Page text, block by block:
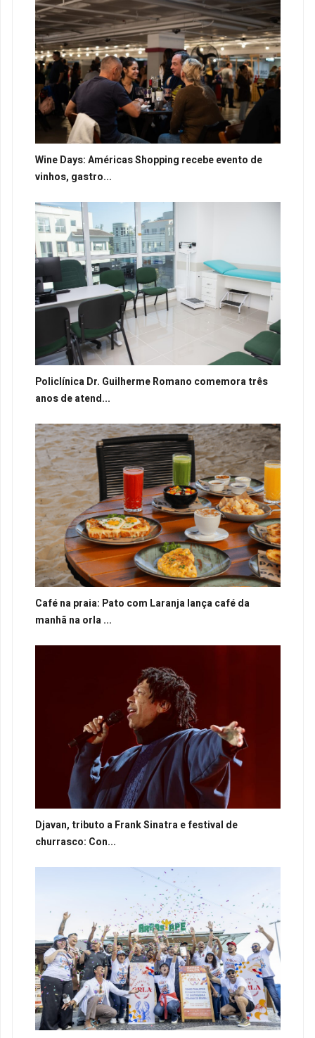
Wine Days: Américas Shopping recebe evento de
vinhos, gastro...
Policlínica Dr. Guilherme Romano comemora três
anos de atend...
Café na praia: Pato com Laranja lança café da
manhã na orla ...
Djavan, tributo a Frank Sinatra e festival de
churrasco: Con...